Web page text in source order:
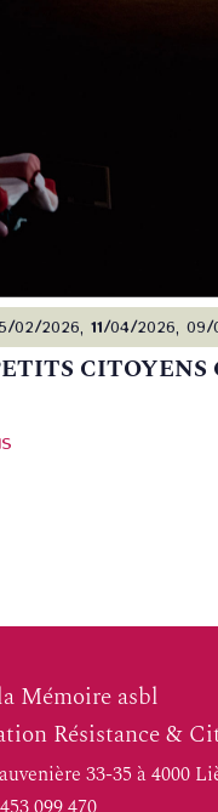
02/2026, 11/04/2026,
CITOYENS
Mémoire asbl
Résistance &
33-35 à 4000